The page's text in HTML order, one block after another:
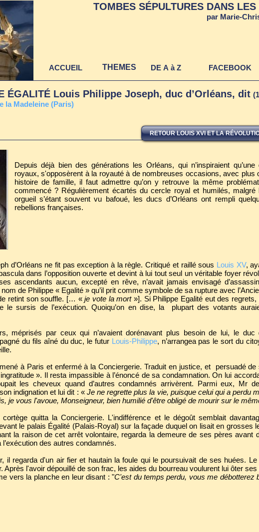
RETOUR LOUIS XVI ET LA
d’Orléans ne fit pas exception à la règle. Critiqué et raillé sous Louis XV,
dans l’opposition ouverte et devint à lui tout seul un véritable foyer
ascendants aucun, excepté en rêve, n’avait jamais envisagé
de Philippe « Egalité » qu’il prit comme symbole de sa rupture avec
retint son souffle. [… «je vote la mort»]. Si Philippe Egalité eut des
le sursis de l’exécution. Quoiqu’on en dise, la plupart des votants
méprisés par ceux qui n’avaient dorénavant plus besoin de lui, le duc
du fils aîné du duc, le futur Louis-Philippe, n’arrangea pas le sort du
à Paris et enfermé à la Conciergerie. Traduit en justice, et persuadé de
». Il resta impassible à l’énoncé de sa condamnation. On lui
les cheveux quand d’autres condamnés arrivèrent. Parmi eux, Mr
indignation et lui dit : « Je ne regrette plus la vie, puisque celui qui a perdu
je vous l'avoue, Monseigneur, bien humilié d'être obligé de mourir sur le
quitta la Conciergerie. L'indifférence et le dégoût semblait
le palais Égalité (Palais-Royal) sur la façade duquel on lisait en grosses
la raison de cet arrêt volontaire, regarda la demeure de ses pères avant
des autres condamnés.
il regarda d'un air fier et hautain la foule qui le poursuivait de ses huées.
Après l'avoir dépouillé de son frac, les aides du bourreau voulurent lui ôter
vers la planche en leur disant : "C'est du temps perdu, vous me débotterez
ÉGALITÉ Louis Philippe Joseph, duc d’Orléans, dit
la Madeleine (Paris)
Depuis déjà bien des générations les Orléans, qui n’inspiraient
royaux, s'opposèrent à la royauté à de nombreuses occasions, avec
histoire de famille, il faut admettre qu’on y retrouve la même
commencé ? Régulièrement écartés du cercle royal et humilés,
orgueil s’étant souvent vu bafoué, les ducs d’Orléans ont rempli
rebellions françaises.
TOMBES ET
CIMETIERES ET
TOMBES SÉPULTURES DANS
par Marie-
ACCUEIL THEMES FACEBOOK
DE A à Z